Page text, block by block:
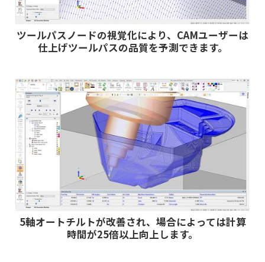
ツールパスノードの視覚化により、CAMユーザーは
仕上げツールパスの品質を予測できます。
5軸オートチルトが改善され、場合によっては計算
時間が25倍以上向上します。